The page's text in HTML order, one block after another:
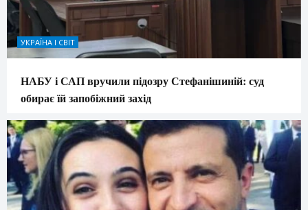
УКРАЇНА І СВІТ
НАБУ і САП вручили підозру Стефанішиній: суд
обирає їй запобіжний захід